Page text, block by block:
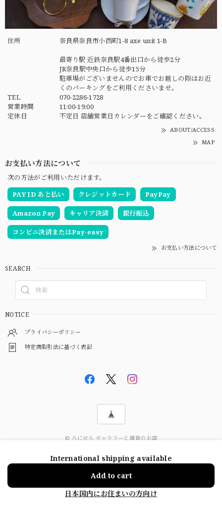
住所 奈良県奈良市小西町1-8 axe unit 1-B
最寄り駅 近鉄奈良駅4番出口から徒歩2分
JR奈良駅中央口から徒歩15分
駐車場がございませんのでお車でお越しの際はお近
くのパーキングをご利用くださいませ。
TEL
070-2286-1728
営業時間
11:00-19:00
定休日
不定日 店舗営業日カレンダーをご確認ください。
ABOUT/ACCESS
MAP
お支払い方法について
次の方法がご利用いただけます。
PAY ID あと払い
クレジットカード PayPay
Amazon Pay キャリア決済 銀行振込
コンビニ決済またはPay-easy
お支払い方法について
SEARCH
NOTICE
プライバシーポリシー
特定商取引法に基づく表記
© ろにせら ギャラリーと雑貨のお店
International shipping available
Add to cart
日本国内にお住まいの方向け
ショップに質問する